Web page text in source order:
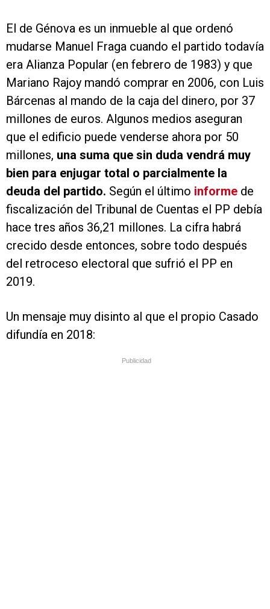
El de Génova es un inmueble al que ordenó
mudarse Manuel Fraga cuando el partido todavía
era Alianza Popular (en febrero de 1983) y que
Mariano Rajoy mandó comprar en 2006, con Luis
Bárcenas al mando de la caja del dinero, por 37
millones de euros. Algunos medios aseguran
que el edificio puede venderse ahora por 50
millones, una suma que sin duda vendrá muy
bien para enjugar total o parcialmente la
deuda del partido. Según el último informe de
fiscalización del Tribunal de Cuentas el PP debía
hace tres años 36,21 millones. La cifra habrá
crecido desde entonces, sobre todo después
del retroceso electoral que sufrió el PP en
2019.
Un mensaje muy disinto al que el propio Casado
difundía en 2018:
Publicidad